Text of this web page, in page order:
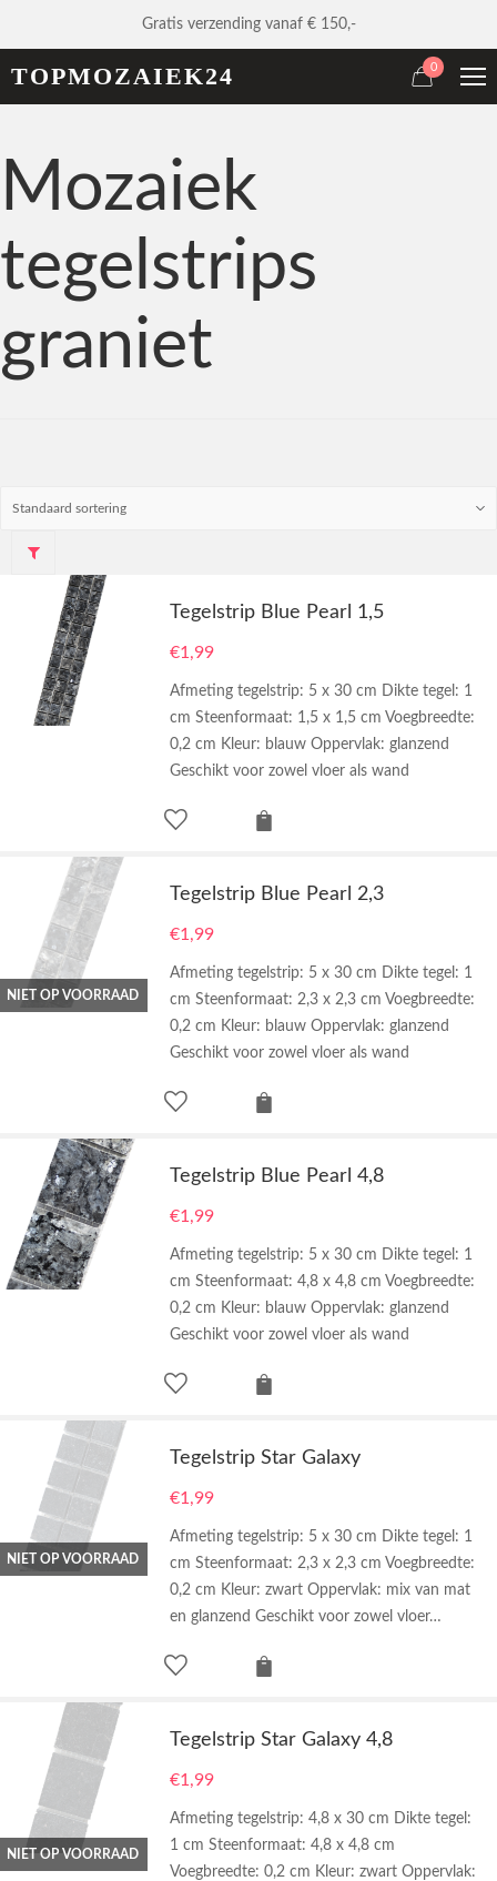
Gratis verzending vanaf € 150,-
TOPMOZAIEK24 0
Mozaiek
tegelstrips
graniet
Tegelstrip Blue Pearl 1,5
€1,99
Afmeting tegelstrip: 5 x 30 cm Dikte tegel: 1
cm Steenformaat: 1,5 x 1,5 cm Voegbreedte:
0,2 cm Kleur: blauw Oppervlak: glanzend
Geschikt voor zowel vloer als wand
NIET OP VOORRAAD
Tegelstrip Blue Pearl 2,3
€1,99
Afmeting tegelstrip: 5 x 30 cm Dikte tegel: 1
cm Steenformaat: 2,3 x 2,3 cm Voegbreedte:
0,2 cm Kleur: blauw Oppervlak: glanzend
Geschikt voor zowel vloer als wand
Tegelstrip Blue Pearl 4,8
€1,99
Afmeting tegelstrip: 5 x 30 cm Dikte tegel: 1
cm Steenformaat: 4,8 x 4,8 cm Voegbreedte:
0,2 cm Kleur: blauw Oppervlak: glanzend
Geschikt voor zowel vloer als wand
NIET OP VOORRAAD
Tegelstrip Star Galaxy
€1,99
Afmeting tegelstrip: 5 x 30 cm Dikte tegel: 1
cm Steenformaat: 2,3 x 2,3 cm Voegbreedte:
0,2 cm Kleur: zwart Oppervlak: mix van mat
en glanzend Geschikt voor zowel vloer…
NIET OP VOORRAAD
Tegelstrip Star Galaxy 4,8
€1,99
Afmeting tegelstrip: 4,8 x 30 cm Dikte tegel:
1 cm Steenformaat: 4,8 x 4,8 cm
Voegbreedte: 0,2 cm Kleur: zwart Oppervlak: